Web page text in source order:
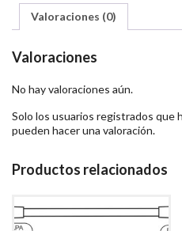
Valoraciones (0)
Valoraciones
No hay valoraciones aún.
Solo los usuarios registrados que
pueden hacer una valoración.
Productos relacionados